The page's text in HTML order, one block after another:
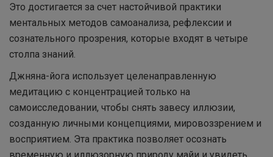
Это достигается за счет настойчивой практики
ментальных методов самоанализа, рефлексии и
сознательного прозрения, которые входят в четыре
столпа знаний.
Джняна-йога использует целенаправленную
медитацию с концентрацией только на
самоисследовании, чтобы снять завесу иллюзии,
созданную личными концепциями, мировоззрением и
восприятием. Эта практика позволяет осознать
временную и иллюзорную природу майи и увидеть